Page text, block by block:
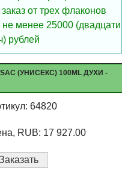
от трех флаконов
менее 25000 (двадцати
рублей
(УНИСЕКС) 100ML ДУХИ -
64820
RUB: 17 927.00